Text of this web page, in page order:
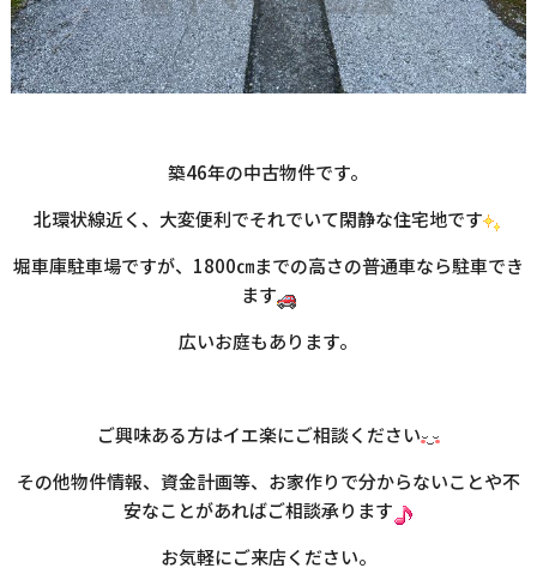
築46年の中古物件です。
北環状線近く、大変便利でそれでいて閑静な住宅地です
堀車庫駐車場ですが、1800㎝までの高さの普通車なら駐車でき
ます
広いお庭もあります。
ご興味ある方はイエ楽にご相談ください
その他物件情報、資金計画等、お家作りで分からないことや不
安なことがあればご相談承ります
お気軽にご来店ください。